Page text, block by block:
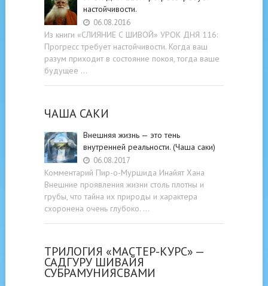
настойчивости.
06.08.2016
Из книги «СЛИЯНИЕ С ШИВОЙ» УРОК ДНЯ 116:
Прогресс требует настойчивости. Когда ваш
разум приходит в состояние покоя, тогда ваше
будущее …
ЧАША САКИ
Внешняя жизнь — это тень
внутренней реальности. (Чаша саки)
06.08.2017
Комментарий Пир-о-Муршида Инайят Хана
Внешние проявления жизни столь плотны и
грубы, что тайна их природы и характера
схоронена очень глубоко. …
ТРИЛОГИЯ «МАСТЕР-КУРС» —
САДГУРУ ШИВАЙЯ
СУБРАМУНИЯСВАМИ